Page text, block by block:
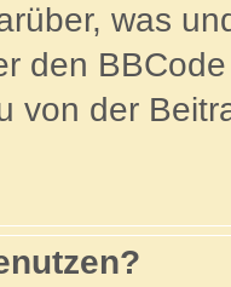
was
den
von der